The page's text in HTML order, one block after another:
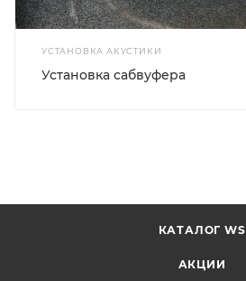
УСТАНОВКА АКУСТИКИ
Установка сабвуфера
КАТАЛОГ WS
АКЦИИ